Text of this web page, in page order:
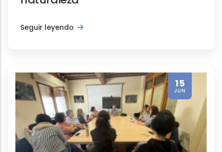
Seguir leyendo
15
JUN